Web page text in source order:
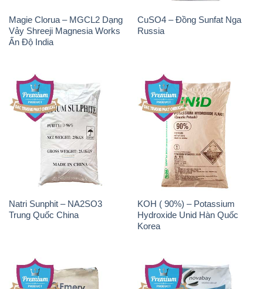
Magie Clorua – MGCL2 Dạng
Vảy Shreeji Magnesia Works
Ấn Độ India
CuSO4 – Đồng Sunfat Nga
Russia
Natri Sunphit – NA2SO3
Trung Quốc China
KOH ( 90%) – Potassium
Hydroxide Unid Hàn Quốc
Korea